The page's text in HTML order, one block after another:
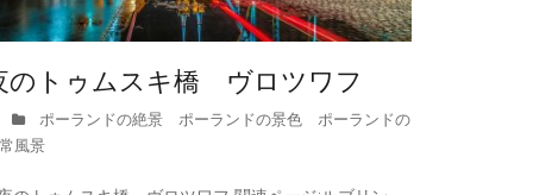
のトゥムスキ橋 ヴロツワフ
ポーランドの絶景 ポーランドの景色 ポーランドの
風景